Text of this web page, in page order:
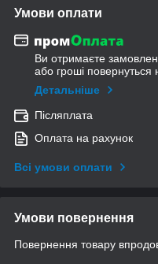
Умови оплати
Ви отримаєте
або гроші повернуться
Детальніше
Післяплата
Оплата на рахунок
Всі умови оплати
Умови повернення
Повернення товару